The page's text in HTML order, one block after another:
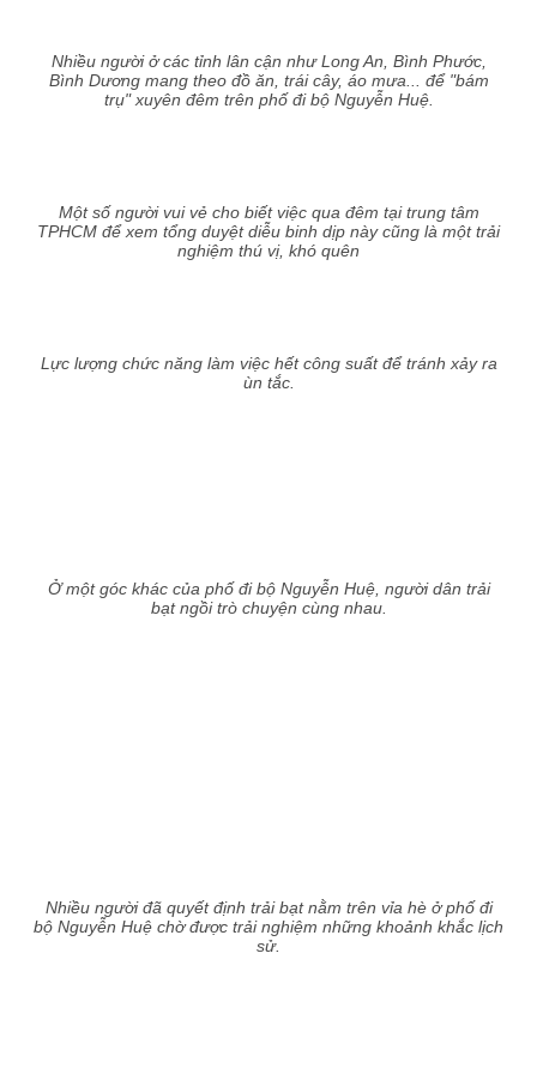
Nhiều người ở các tỉnh lân cận như Long An, Bình Phước,
Bình Dương mang theo đồ ăn, trái cây, áo mưa... để "bám
trụ" xuyên đêm trên phố đi bộ Nguyễn Huệ.
Một số người vui vẻ cho biết việc qua đêm tại trung tâm
TPHCM để xem tổng duyệt diễu binh dịp này cũng là một trải
nghiệm thú vị, khó quên
Lực lượng chức năng làm việc hết công suất để tránh xảy ra
ùn tắc.
Ở một góc khác của phố đi bộ Nguyễn Huệ, người dân trải
bạt ngồi trò chuyện cùng nhau.
Nhiều người đã quyết định trải bạt nằm trên vỉa hè ở phố đi
bộ Nguyễn Huệ chờ được trải nghiệm những khoảnh khắc lịch
sử.